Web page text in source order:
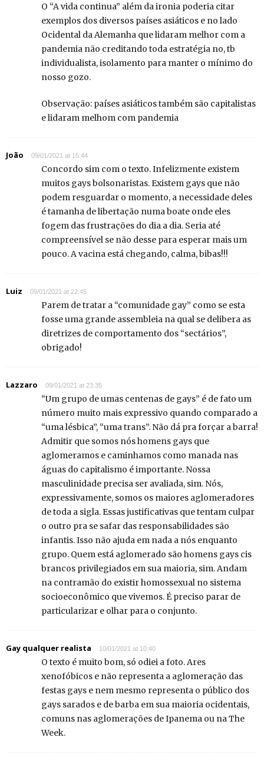
O “A vida continua” além da ironia poderia citar
exemplos dos diversos países asiáticos e no lado
Ocidental da Alemanha que lidaram melhor com a
pandemia não creditando toda estratégia no, tb
individualista, isolamento para manter o mínimo do
nosso gozo.
Observação: países asiáticos também são capitalistas
e lidaram melhom com pandemia
João 09/01/2021 at 15:44
Concordo sim com o texto. Infelizmente existem
muitos gays bolsonaristas. Existem gays que não
podem resguardar o momento, a necessidade deles
é tamanha de libertação numa boate onde eles
fogem das frustrações do dia a dia. Seria até
compreensível se não desse para esperar mais um
pouco. A vacina está chegando, calma, bibas!!!
Luiz 09/01/2021 at 22:45
Parem de tratar a “comunidade gay” como se esta
fosse uma grande assembleia na qual se delibera as
diretrizes de comportamento dos “sectários”,
obrigado!
Lazzaro 09/01/2021 at 23:35
“Um grupo de umas centenas de gays” é de fato um
número muito mais expressivo quando comparado a
“uma lésbica”, “uma trans”. Não dá pra forçar a barra!
Admitir que somos nós homens gays que
aglomeramos e caminhamos como manada nas
águas do capitalismo é importante. Nossa
masculinidade precisa ser avaliada, sim. Nós,
expressivamente, somos os maiores aglomeradores
de toda a sigla. Essas justificativas que tentam culpar
o outro pra se safar das responsabilidades são
infantis. Isso não ajuda em nada a nós enquanto
grupo. Quem está aglomerado são homens gays cis
brancos privilegiados em sua maioria, sim. Andam
na contramão do existir homossexual no sistema
socioeconômico que vivemos. É preciso parar de
particularizar e olhar para o conjunto.
Gay qualquer realista 10/01/2021 at 10:40
O texto é muito bom, só odiei a foto. Ares
xenofóbicos e não representa a aglomeração das
festas gays e nem mesmo representa o público dos
gays sarados e de barba em sua maioria ocidentais,
comuns nas aglomerações de Ipanema ou na The
Week.